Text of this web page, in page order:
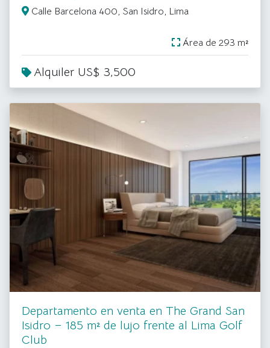
Calle Barcelona 400, San Isidro, Lima
Área de 293 m²
Alquiler US$ 3,500
Departamento en venta en The Grand San
Isidro – 185 m² de lujo frente al Lima Golf
Club